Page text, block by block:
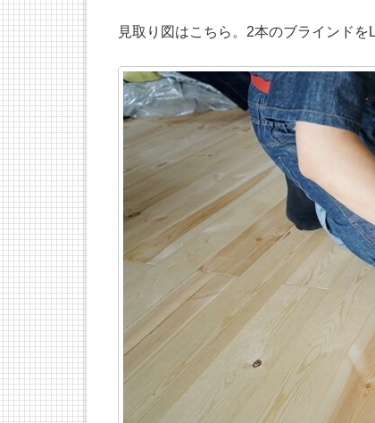
見取り図はこちら。2本のブラインドを